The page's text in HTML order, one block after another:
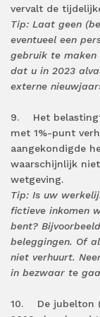
vervalt de
Tip: Laat geen
eventueel een
gebruik te maken
dat u in 2023
externe
9. Het
met 1%-punt
aangekondigde
waarschijnlijk
wetgeving.
Tip: Is uw
fictieve inkomen
bent?
beleggingen. Of
niet verhuurt.
in bezwaar te
10. De jubelton